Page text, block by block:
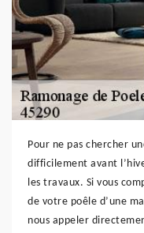
Pour ne pas chercher
difficilement avant
les travaux. Si vous
de votre poêle d’une
nous appeler